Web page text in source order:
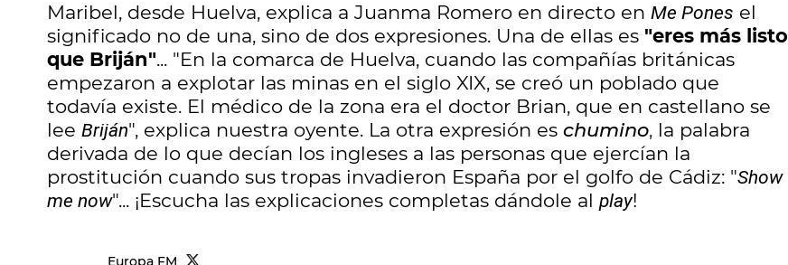
Maribel, desde Huelva, explica a Juanma Romero en directo en Me Pones el
significado no de una, sino de dos expresiones. Una de ellas es "eres más listo
que Briján"... "En la comarca de Huelva, cuando las compañías británicas
empezaron a explotar las minas en el siglo XIX, se creó un poblado que
todavía existe. El médico de la zona era el doctor Brian, que en castellano se
lee Briján", explica nuestra oyente. La otra expresión es chumino, la palabra
derivada de lo que decían los ingleses a las personas que ejercían la
prostitución cuando sus tropas invadieron España por el golfo de Cádiz: "Show
me now"... ¡Escucha las explicaciones completas dándole al play!
Europa FM